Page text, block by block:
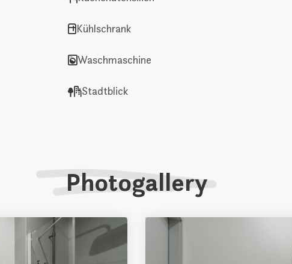
Kühlschrank
Waschmaschine
Stadtblick
Photogallery